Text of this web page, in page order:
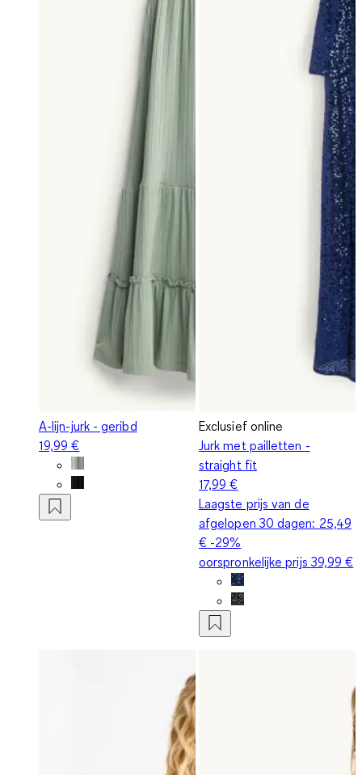
A-lijn-jurk - geribd
19,99 €
Exclusief online
Jurk met pailletten -
straight fit
17,99 €
Laagste prijs van de
afgelopen 30 dagen: 25,49
€ -29%
oorspronkelijke prijs 39,99 €